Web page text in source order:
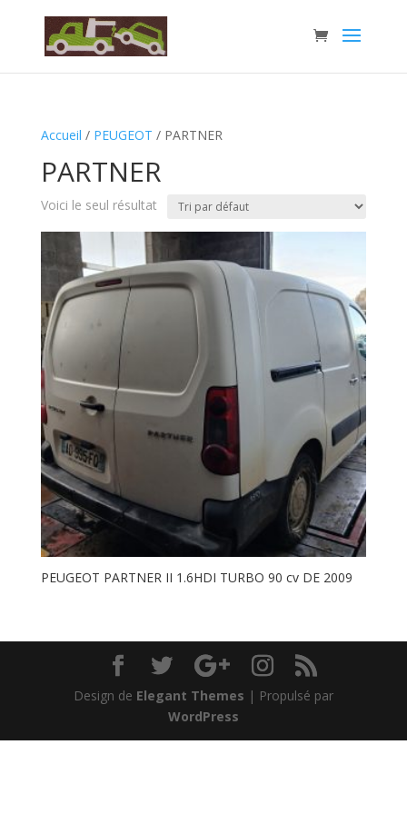
Accueil / PEUGEOT / PARTNER
PARTNER
Voici le seul résultat
PEUGEOT PARTNER II 1.6HDI TURBO 90 cv DE 2009
Design de Elegant Themes | Propulsé par
WordPress